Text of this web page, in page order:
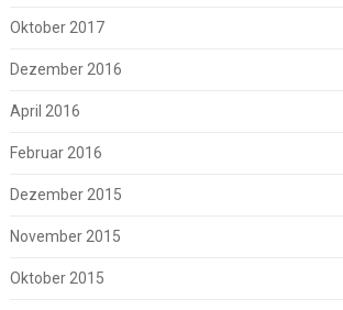
Oktober 2017
Dezember 2016
April 2016
Februar 2016
Dezember 2015
November 2015
Oktober 2015